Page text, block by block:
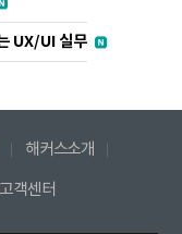
UX/UI 실무
해커스소개
객센터